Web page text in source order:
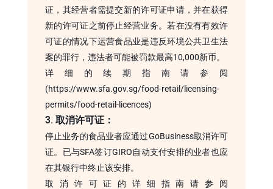
证，其经营者需提交新的许可证申请，并在获得
新的许可证之前停止经营业务。若在没有有效许
可证的情况下运营食品业是违反环境公共卫生法
案的罪行，违法者可能被罚款最高10,000新币。
详细的续期指南请参阅
(https://www.sfa.gov.sg/food-retail/licensing-
permits/food-retail-licences)
3. 取消许可证：
停止业务的食品业者应通过GoBusiness取消许可
证。已与SFA签订GIRO自动支付安排的业者也应
在其银行中终止该安排。
取消许可证的详细指南请参阅